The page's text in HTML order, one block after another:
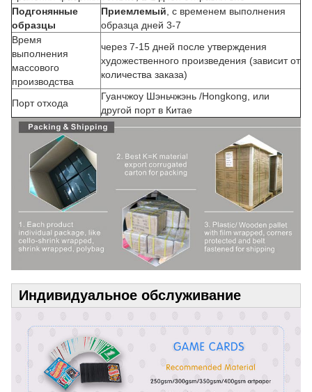
Подгонянные
образцы
Приемлемый , с временем выполнения
образца дней 3-7
Время
выполнения
массового
производства
через 7-15 дней после утверждения
художественного произведения (зависит от
количества заказа)
Порт отхода
Гуанчжоу Шэньчжэнь /Hongkong, или
другой порт в Китае
Индивидуальное обслуживание